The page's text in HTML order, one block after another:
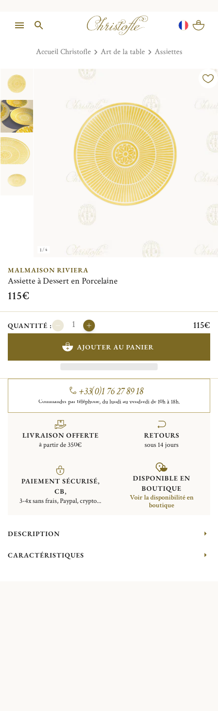
Accueil Christofle Art de la table Assiettes
1/4
MALMAISON RIVIERA
Assiette à Dessert en Porcelaine
115€
QUANTITÉ : 115€
AJOUTER AU PANIER
+33(0)1 76 27 89 18
Commander par téléphone, du lundi au vendredi de 10h à 18h.
LIVRAISON OFFERTE
à partir de 350€
RETOURS
sous 14 jours
PAIEMENT SÉCURISÉ,
CB,
3-4x sans frais, Paypal, crypto...
DISPONIBLE EN
BOUTIQUE
Voir la disponibilité en
boutique
DESCRIPTION
CARACTÉRISTIQUES